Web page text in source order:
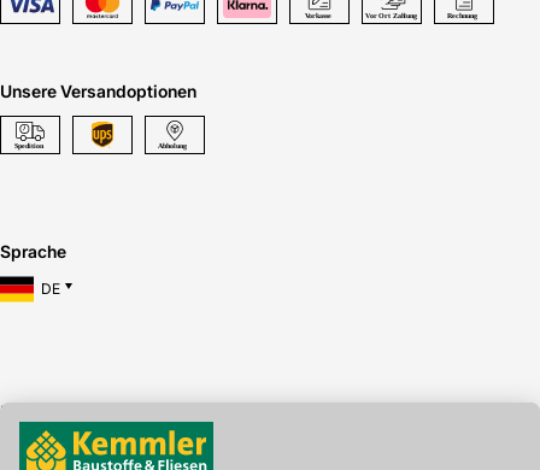
Unsere Versandoptionen
Sprache
DE
Hier gibt's die kostenlose App